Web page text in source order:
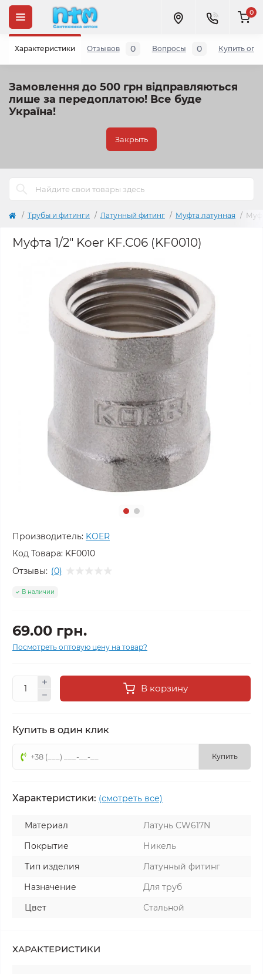
Замовлення до 500 грн відправляються
лише за передоплатою! Все буде
Україна!
Закрыть
0
Трубы и фитинги Латунный фитинг Муфта латунная
Муфта 1/2" Koer KF.C06 (KF0010)
Производитель: KOER
Код Товара: KF0010
Отзывы: (0)
В наличии
69.00 грн.
Посмотреть оптовую цену на товар?
В корзину
Купить в один клик
Купить
Характеристики: (смотреть все)
Материал
Латунь CW617N
Покрытие
Никель
Тип изделия
Латунный фитинг
Назначение
Для труб
Цвет
Стальной
Характеристики Отзывов 0 Вопросы 0 Купить
ХАРАКТЕРИСТИКИ